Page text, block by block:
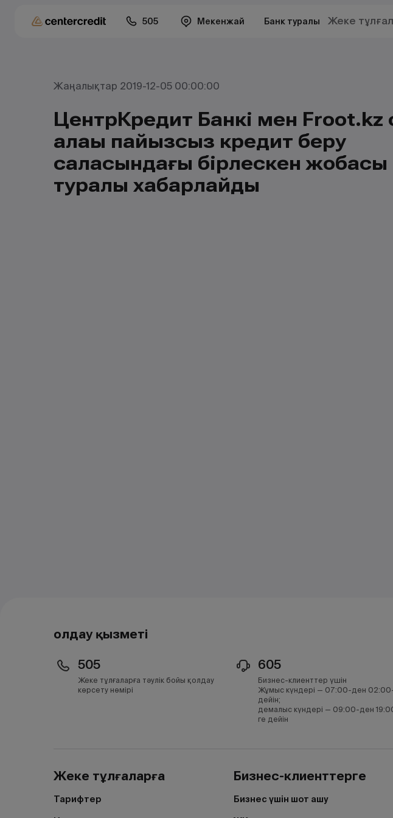
505 Мекенжай Банк туралы Жеке
Жаңалықтар 2019-12-05 00:00:00
ЦентрКредит Банкі мен Froot.kz
алаңы пайызсыз кредит беру
саласындағы бірлескен жобасы
туралы хабарлайды
Қолдау қызметі
505
Жеке тұлғаларға тәулік бойы қолдау
көрсету нөмірі
605
Бизнес-клиенттер үшін
Жұмыс күндері — 07:00-ден
дейін;
демалыс күндері — 09:00-ден
ге дейін
Жеке тұлғаларға
Тарифтер
Бизнес-клиенттерге
Бизнес үшін шот ашу